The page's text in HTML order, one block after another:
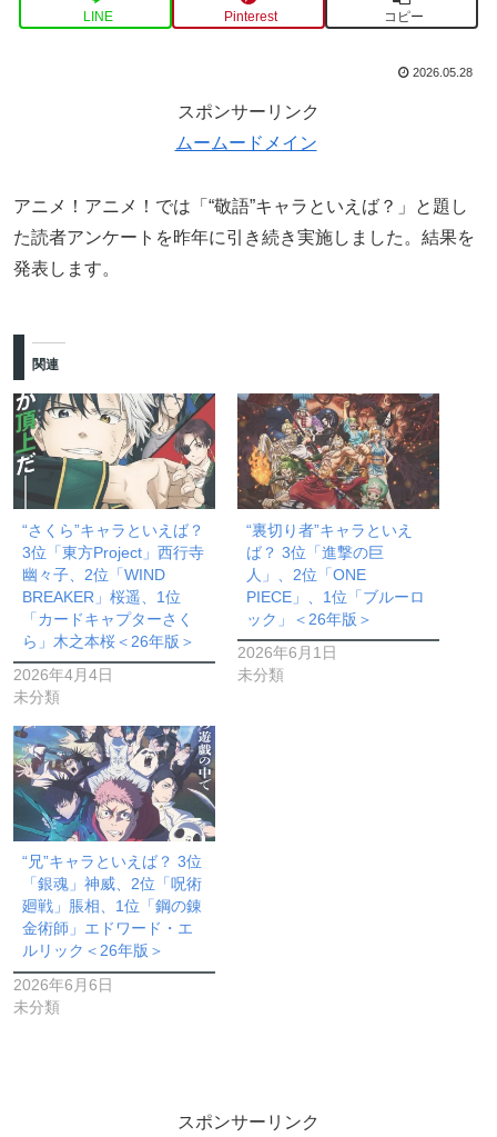
LINE Pinterest コピー
2026.05.28
スポンサーリンク
ムームードメイン
アニメ！アニメ！では「“敬語”キャラといえば？」と題し
た読者アンケートを昨年に引き続き実施しました。結果を
発表します。
関連
“さくら”キャラといえば？
3位「東方Project」西行寺
幽々子、2位「WIND
BREAKER」桜遥、1位
「カードキャプターさく
ら」木之本桜＜26年版＞
2026年4月4日
未分類
“裏切り者”キャラといえ
ば？ 3位「進撃の巨
人」、2位「ONE
PIECE」、1位「ブルーロ
ック」＜26年版＞
2026年6月1日
未分類
“兄”キャラといえば？ 3位
「銀魂」神威、2位「呪術
廻戦」脹相、1位「鋼の錬
金術師」エドワード・エ
ルリック＜26年版＞
2026年6月6日
未分類
スポンサーリンク